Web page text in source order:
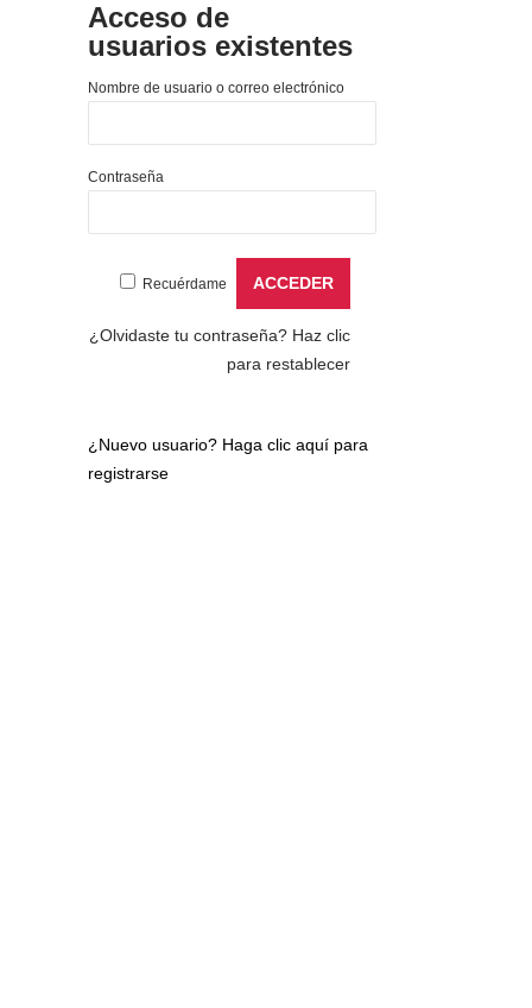
Acceso de
usuarios existentes
Nombre de usuario o correo electrónico
Contraseña
Recuérdame
¿Olvidaste tu contraseña? Haz clic
para restablecer
¿Nuevo usuario? Haga clic aquí para
registrarse